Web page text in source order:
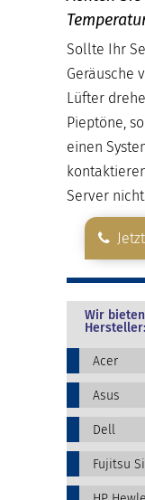
Sollte Ihr
Geräusche
Lüfter
Pieptöne,
einen
Server
Wir
Hersteller:
Acer
Asus
Dell
Fujitsu